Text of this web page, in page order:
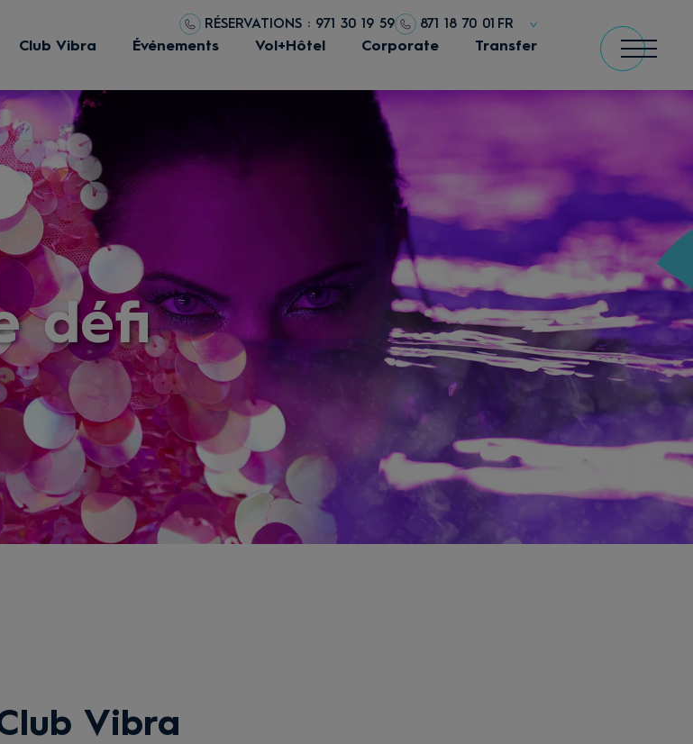
RÉSERVATIONS : 971 30 19 59 871 18 70 01 FR
Club Vibra Événements Vol+Hôtel Corporate Transfer
défi
Vibra